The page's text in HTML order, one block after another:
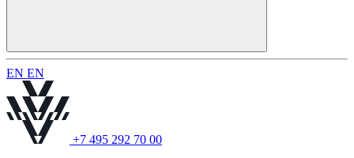
EN EN
+7 495 292 70 00